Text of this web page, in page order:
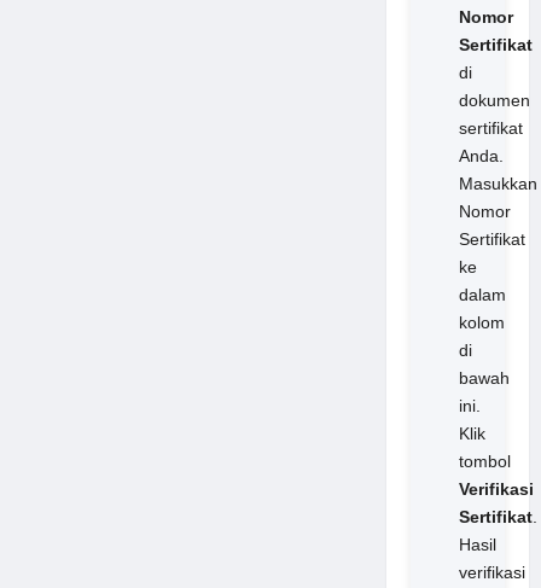
Nomor
Sertifikat
di
dokumen
sertifikat
Anda.
Masukkan
Nomor
Sertifikat
ke
dalam
kolom
di
bawah
ini.
Klik
tombol
Verifikasi
Sertifikat.
Hasil
verifikasi